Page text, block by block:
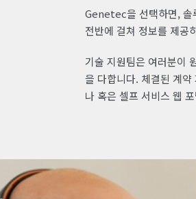
Genetec을 선택하면, 솔
전반에 걸쳐 정보를 제공
기술 지원팀은 여러분이
을 다합니다. 체결된 계
나 혹은 셀프 서비스 웹